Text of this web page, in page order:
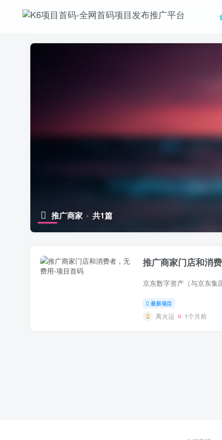
推广商家 共1篇
推广商家门店和消
最新项目
离火运 1个月前